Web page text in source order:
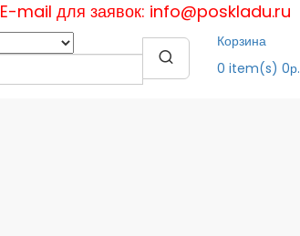
E-mail для заявок: info@poskladu.ru
Корзина
0 item(s) 0р.